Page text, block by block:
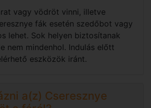
vagy vödröt vinni, illetve
fák esetén szedőbot vagy
lehet. Sok helyen biztosítanak
nem mindenhol. Indulás előtt
eszközök iránt.
a(z) Cseresznye